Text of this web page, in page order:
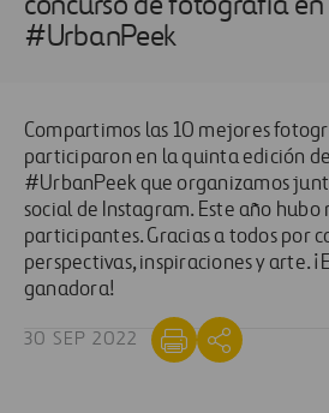
#UrbanPeek
Compartimos las 10 mejores
participaron en la quinta edición
#UrbanPeek que organizamos
social de Instagram. Este año
participantes. Gracias a todos por
perspectivas, inspiraciones y arte.
ganadora!
30 SEP 2022